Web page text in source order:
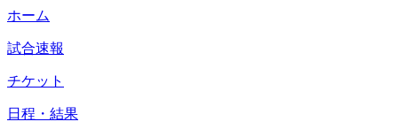
ホーム
試合速報
チケット
日程・結果